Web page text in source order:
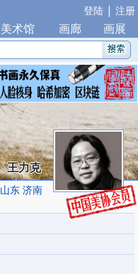
登陆 | 注册
美术馆 画廊 画展
王力克
山东 济南